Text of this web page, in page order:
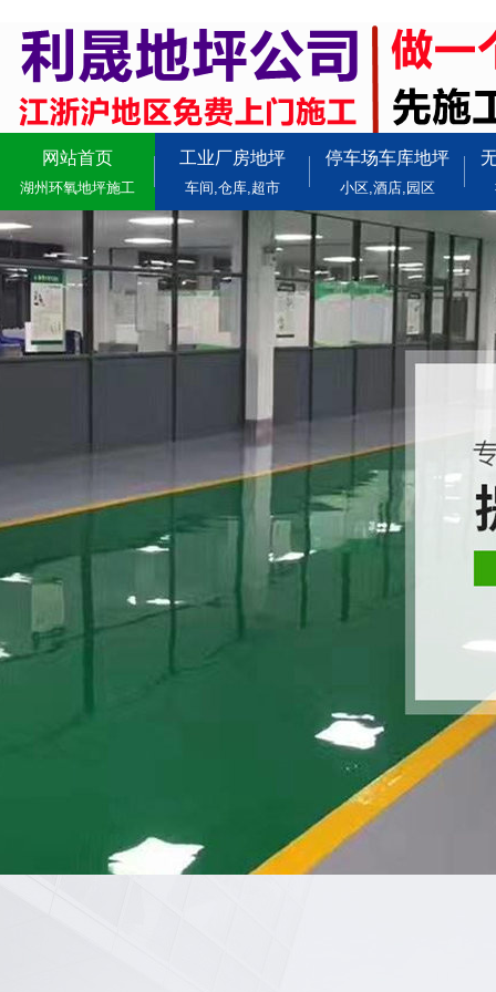
网站首页
湖州环氧地坪施工
工业厂房地坪
车间,仓库,超市
停车场车库地坪
小区,酒店,园区